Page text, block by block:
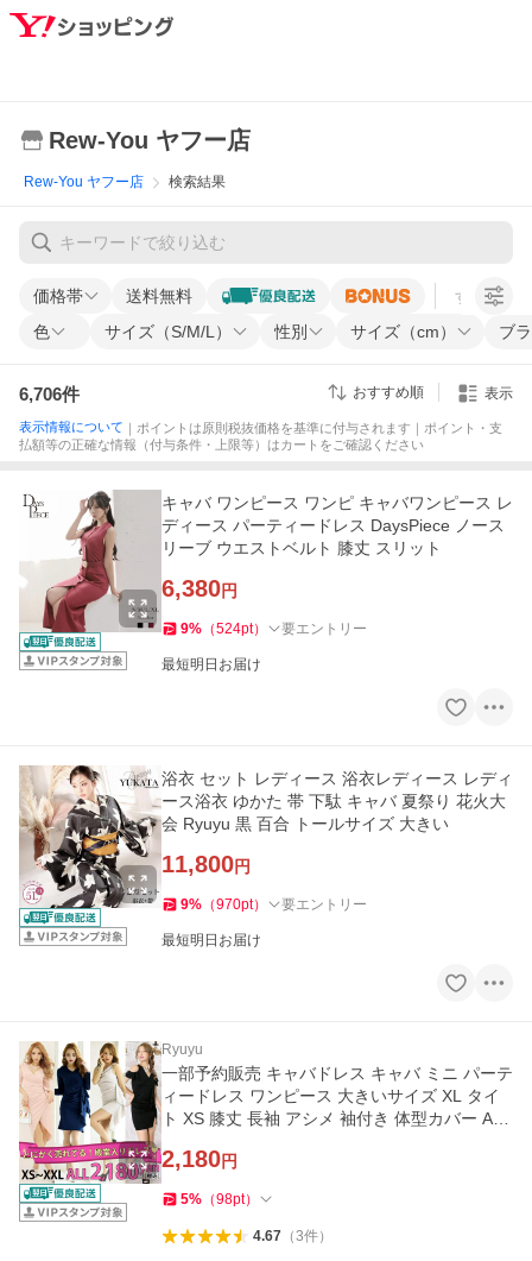
Rew-You ヤフー店
Rew-You ヤフー店 検索結果
価格帯 送料無料 すべての条
色 サイズ（S/M/L） 性別 サイズ（cm） ブ
6,706件 おすすめ順 表示
表示情報について ｜ポイントは原則税抜価格を基準に付与されます｜ポイント・支
払額等の正確な情報（付与条件・上限等）はカートをご確認ください
キャバ ワンピース ワンピ キャバワンピース レ
ディース パーティードレス DaysPiece ノース
リーブ ウエストベルト 膝丈 スリット
6,380円
9% （524pt） 要エントリー
最短明日お届け
浴衣 セット レディース 浴衣レディース レディ
ース浴衣 ゆかた 帯 下駄 キャバ 夏祭り 花火大
会 Ryuyu 黒 百合 トールサイズ 大きい
11,800円
9% （970pt） 要エントリー
最短明日お届け
Ryuyu
一部予約販売 キャバドレス キャバ ミニ パーテ
ィードレス ワンピース 大きいサイズ XL タイ
ト XS 膝丈 長袖 アシメ 袖付き 体型カバー Aラ
2,180円
5% （98pt）
4.67（3件）